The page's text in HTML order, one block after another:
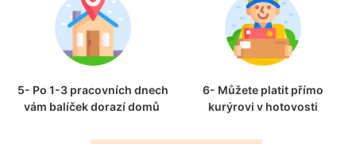
5- Po 1-3 pracovních dnech
vám balíček dorazí domů
6- Můžete platit přímo
kurýrovi v hotovosti